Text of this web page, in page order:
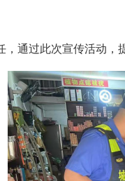
过此次宣传活动，